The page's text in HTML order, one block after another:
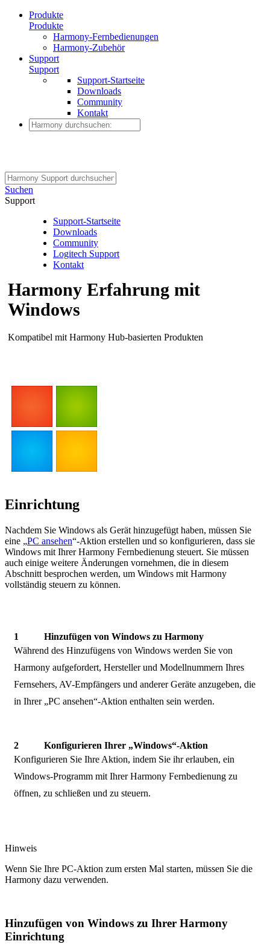
Produkte
Produkte
Harmony-Fernbedienungen
Harmony-Zubehör
Support
Support
Support-Startseite
Downloads
Community
Kontakt
Suchen
Support
Support-Startseite
Downloads
Community
Logitech Support
Kontakt
Harmony Erfahrung mit
Windows
Kompatibel mit Harmony Hub-basierten Produkten
Einrichtung
Nachdem Sie Windows als Gerät hinzugefügt haben, müssen Sie
eine „PC ansehen“-Aktion erstellen und so konfigurieren, dass sie
Windows mit Ihrer Harmony Fernbedienung steuert. Sie müssen
auch einige weitere Änderungen vornehmen, die in diesem
Abschnitt besprochen werden, um Windows mit Harmony
vollständig steuern zu können.
Hinzufügen von Windows zu Harmony
Während des Hinzufügens von Windows werden Sie von
Harmony aufgefordert, Hersteller und Modellnummern Ihres
Fernsehers, AV-Empfängers und anderer Geräte anzugeben, die
in Ihrer „PC ansehen“-Aktion enthalten sein werden.
Konfigurieren Ihrer „Windows“-Aktion
Konfigurieren Sie Ihre Aktion, indem Sie ihr erlauben, ein
Windows-Programm mit Ihrer Harmony Fernbedienung zu
öffnen, zu schließen und zu steuern.
Hinweis
Wenn Sie Ihre PC-Aktion zum ersten Mal starten, müssen Sie die
Harmony dazu verwenden.
Hinzufügen von Windows zu Ihrer Harmony
Einrichtung